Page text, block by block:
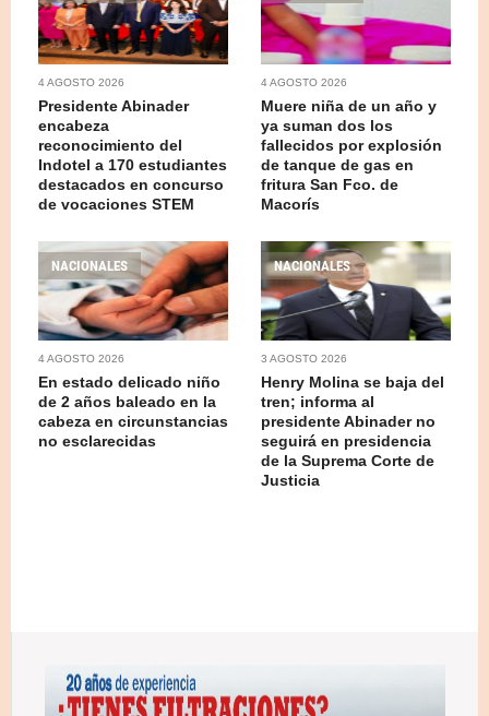
4 AGOSTO 2026
Presidente Abinader
encabeza
reconocimiento del
Indotel a 170 estudiantes
destacados en concurso
de vocaciones STEM
4 AGOSTO 2026
Muere niña de un año y
ya suman dos los
fallecidos por explosión
de tanque de gas en
fritura San Fco. de
Macorís
NACIONALES
4 AGOSTO 2026
En estado delicado niño
de 2 años baleado en la
cabeza en circunstancias
no esclarecidas
NACIONALES
3 AGOSTO 2026
Henry Molina se baja del
tren; informa al
presidente Abinader no
seguirá en presidencia
de la Suprema Corte de
Justicia